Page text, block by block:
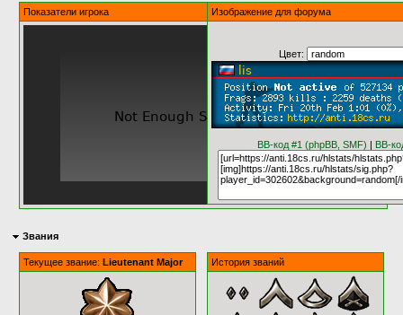
Показатели игрока Изображение для форума
Цвет:
BB-код #1 (phpBB, SMF) | BB-
Звания
Текущее звание: Lieutenant Major История званий